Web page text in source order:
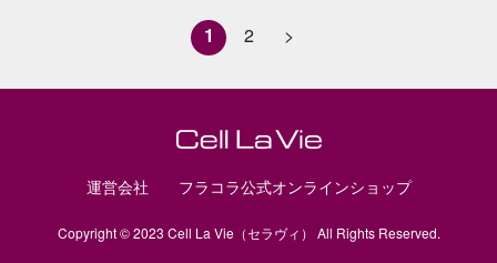
1 2 >
運営会社 フラコラ公式オンラインショップ
Copyright © 2023 Cell La Vie（セラヴィ） All Rights Reserved.